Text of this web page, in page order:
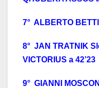
7° ALBERTO
8° JAN TRATNIK
VICTORIUS a 42’23
9° GIANNI